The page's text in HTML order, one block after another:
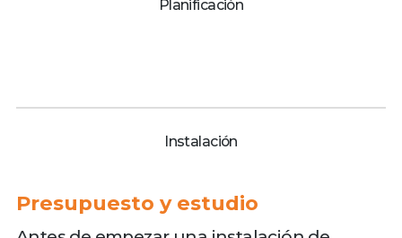
Planificación
Instalación
Presupuesto y estudio